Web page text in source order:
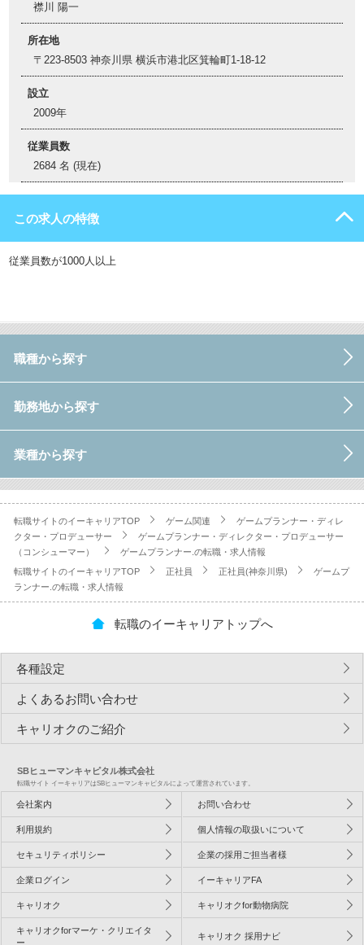
襟川 陽一
所在地
〒223-8503 神奈川県 横浜市港北区箕輪町1-18-12
設立
2009年
従業員数
2684 名 (現在)
この求人の特徴
従業員数が1000人以上
職種から探す
勤務地から探す
業種から探す
転職サイトのイーキャリアTOP ゲーム関連
ゲームプランナー・ディレ
クター・プロデューサー
ゲームプランナー・ディレクター・プロデューサー
（コンシューマー）
ゲームプランナー.の転職・求人情報
転職サイトのイーキャリアTOP 正社員 正社員(神奈川県)
ゲームプ
ランナー.の転職・求人情報
転職のイーキャリアトップへ
各種設定
よくあるお問い合わせ
キャリオクのご紹介
SBヒューマンキャピタル株式会社
転職サイト イーキャリアはSBヒューマンキャピタルによって運営されています。
会社案内 お問い合わせ
利用規約 個人情報の取扱いについて
セキュリティポリシー 企業の採用ご担当者様
企業ログイン イーキャリアFA
キャリオク キャリオクfor動物病院
キャリオクforマーケ・クリエイタ
ー
キャリオク 採用ナビ